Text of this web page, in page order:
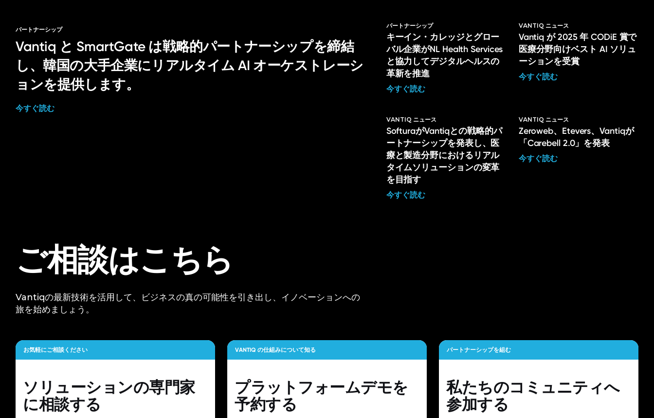
パートナーシップ
Vantiq と SmartGate は戦略的パートナーシップを締結
し、韓国の大手企業にリアルタイム AI オーケストレーシ
ョンを提供します。
今すぐ読む
パートナーシップ
キーイン・カレッジとグロー
バル企業がNL Health Services
と協力してデジタルヘルスの
革新を推進
今すぐ読む
VANTIQ ニュース
Vantiq が 2025 年 CODiE 賞で
医療分野向けベスト AI ソリュ
ーションを受賞
今すぐ読む
VANTIQ ニュース
SofturaがVantiqとの戦略的パ
ートナーシップを発表し、医
療と製造分野におけるリアル
タイムソリューションの変革
を目指す
今すぐ読む
VANTIQ ニュース
Zeroweb、Etevers、Vantiqが
「Carebell 2.0」を発表
今すぐ読む
ご相談はこちら
Vantiqの最新技術を活用して、ビジネスの真の可能性を引き出し、イノベーションへの
旅を始めましょう。
お気軽にご相談ください
ソリューションの専門家
に相談する
VANTIQ の仕組みについて知る
プラットフォームデモを
予約する
パートナーシップを組む
私たちのコミュニティへ
参加する